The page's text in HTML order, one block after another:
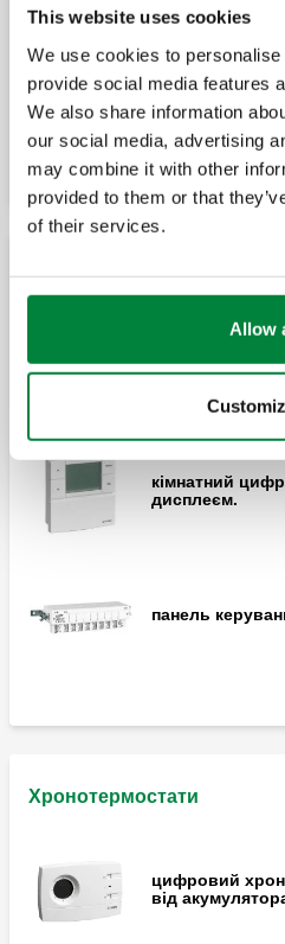
This website uses cookies
We use cookies to
provide social media features
We also share information
our social media, advertising
may combine it with other
provided to them or that
of their services.
Allow
детектор точки
дистанційний
Датчик Pt1000,
Термостати
кімнатний
переключення
кімнатний
дисплеєм.
панель
Хронотермостати
цифровий
від